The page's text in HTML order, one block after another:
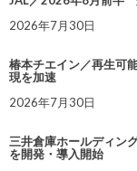
2026年7月30日
椿本チエイン／再生可
現を加速
2026年7月30日
三井倉庫ホールディン
を開発・導入開始